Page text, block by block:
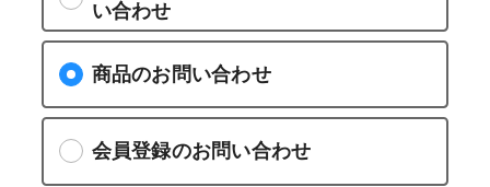
い合わせ
商品のお問い合わせ
会員登録のお問い合わせ